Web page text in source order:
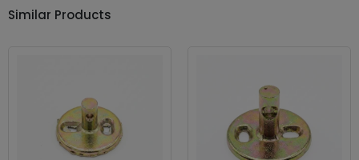
Similar Products